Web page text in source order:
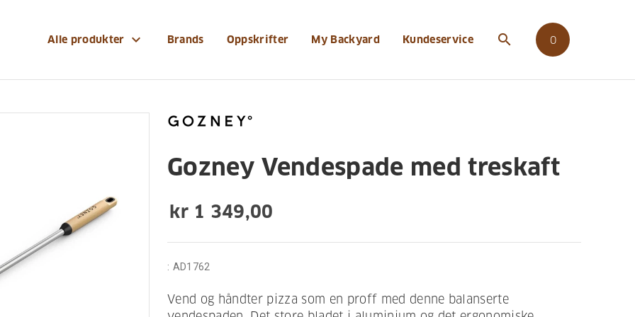
Alle produkter expand_more Brands Oppskrifter My Backyard Kundeservice search 0
Gozney Vendespade med treskaft
kr 1 349,00
: AD1762
Vend og håndter pizza som en proff med denne balanserte